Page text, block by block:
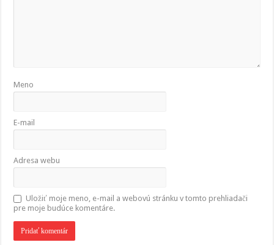
Meno
E-mail
Adresa webu
Uložiť moje meno, e-mail a webovú stránku v tomto prehliadači
pre moje budúce komentáre.